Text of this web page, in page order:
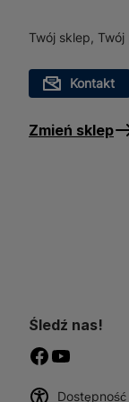
Twój sklep,
Kontakt
Zmień sklep
Śledź nas!
Dostępność